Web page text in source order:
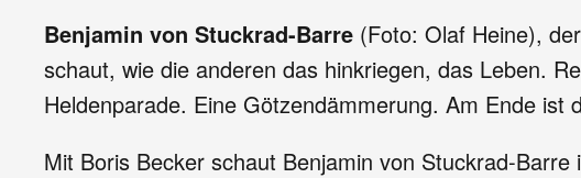
Benjamin von Stuckrad-Barre (Foto: Olaf Heine),
schaut, wie die anderen das hinkriegen, das Leben.
Heldenparade. Eine Götzendämmerung. Am Ende ist
Mit Boris Becker schaut Benjamin von Stuckrad-